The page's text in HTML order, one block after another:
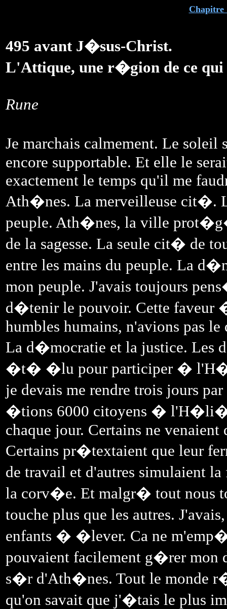
Chapitre
495 avant J�sus-Christ.
L'Attique, une r�gion de ce
Rune
Je marchais calmement. Le
encore supportable. Et elle le
exactement le temps qu'il me
Ath�nes. La merveilleuse cit�.
peuple. Ath�nes, la ville
de la sagesse. La seule cit� de
entre les mains du peuple. La
mon peuple. J'avais toujours
d�tenir le pouvoir. Cette
humbles humains, n'avions pas
La d�mocratie et la justice. Les
�t� �lu pour participer �
je devais me rendre trois jours
�tions 6000 citoyens �
chaque jour. Certains ne
Certains pr�textaient que leur
de travail et d'autres simulaient
la corv�e. Et malgr� tout nous
touche plus que les autres.
enfants � �lever. Ca ne
pouvaient facilement g�rer mon
s�r d'Ath�nes. Tout le monde
qu'on savait que j'�tais le plus